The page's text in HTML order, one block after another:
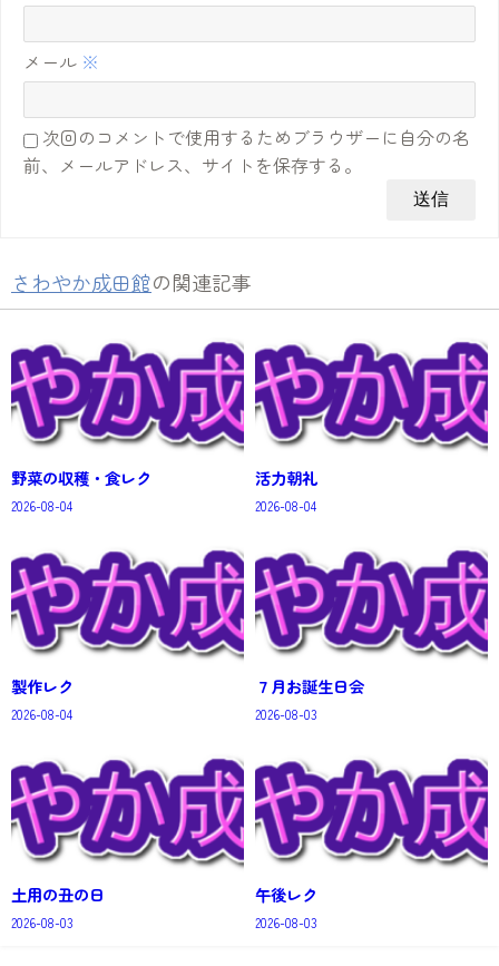
メール ※
次回のコメントで使用するためブラウザーに自分の名
前、メールアドレス、サイトを保存する。
さわやか成田館の関連記事
野菜の収穫・食レク
2026-08-04
活力朝礼
2026-08-04
製作レク
2026-08-04
７月お誕生日会
2026-08-03
土用の丑の日
2026-08-03
午後レク
2026-08-03